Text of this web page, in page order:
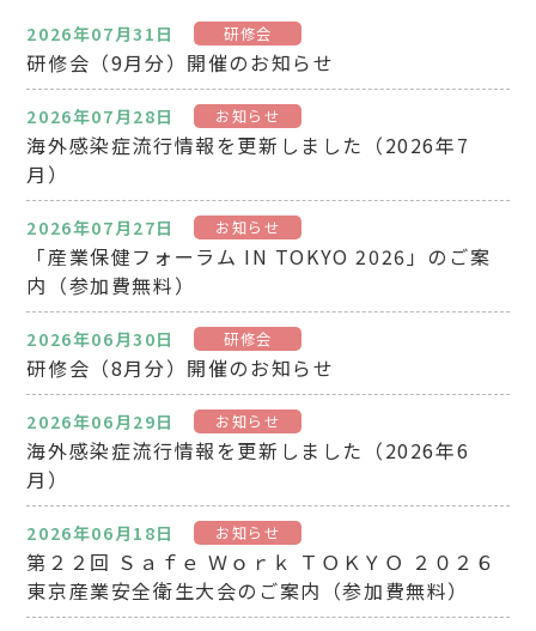
2026年07月31日 研修会
研修会（9月分）開催のお知らせ
2026年07月28日 お知らせ
海外感染症流行情報を更新しました（2026年7
月）
2026年07月27日 お知らせ
「産業保健フォーラム IN TOKYO 2026」のご案
内（参加費無料）
2026年06月30日 研修会
研修会（8月分）開催のお知らせ
2026年06月29日 お知らせ
海外感染症流行情報を更新しました（2026年6
月）
2026年06月18日 お知らせ
第２２回 Ｓａｆｅ Ｗｏｒｋ ＴＯＫＹＯ ２０２６
東京産業安全衛生大会のご案内（参加費無料）